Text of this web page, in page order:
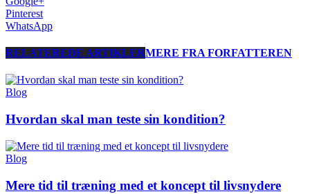
Pinterest
WhatsApp
RELATEREDE ARTIKLERMERE FRA FORFATTEREN
Blog
Hvordan skal man teste sin kondition?
Blog
Mere tid til træning med et koncept til livsnydere